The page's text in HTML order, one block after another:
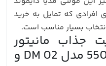
بسیار مناسب است.
جذاب مانیتور
ولوم دار ام وی ام 550 مدل DM 02 و